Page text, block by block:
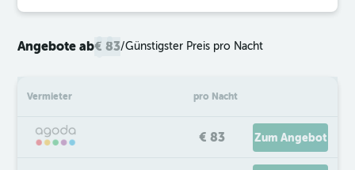
Angebote ab€ 83/Günstigster Preis pro Nacht
Vermieter pro Nacht
€ 83 Zum Angebot